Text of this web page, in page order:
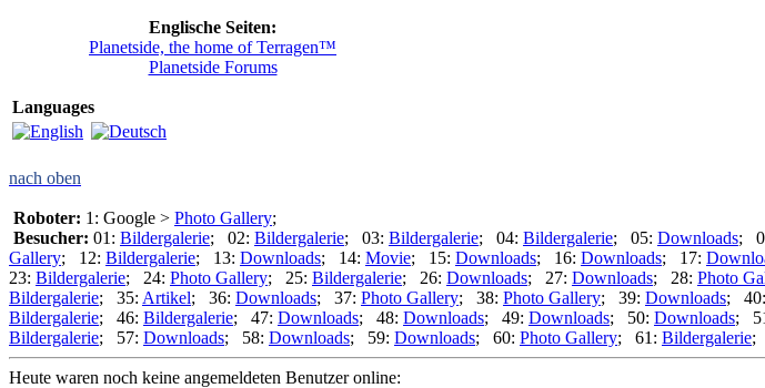
Englische Seiten:
Planetside, the home of Terragen™
Planetside Forums
Languages
nach oben
Roboter: 1: Google > Photo Gallery;
Besucher: 01: Bildergalerie; 02: Bildergalerie; 03: Bildergalerie; 04: Bildergalerie; 05: Downloads;
Gallery; 12: Bildergalerie; 13: Downloads; 14: Movie; 15: Downloads; 16: Downloads; 17:
23: Bildergalerie; 24: Photo Gallery; 25: Bildergalerie; 26: Downloads; 27: Downloads; 28: Photo
Bildergalerie; 35: Artikel; 36: Downloads; 37: Photo Gallery; 38: Photo Gallery; 39: Downloads; 40:
Bildergalerie; 46: Bildergalerie; 47: Downloads; 48: Downloads; 49: Downloads; 50: Downloads;
Bildergalerie; 57: Downloads; 58: Downloads; 59: Downloads; 60: Photo Gallery; 61: Bildergalerie;
Heute waren noch keine angemeldeten Benutzer online: